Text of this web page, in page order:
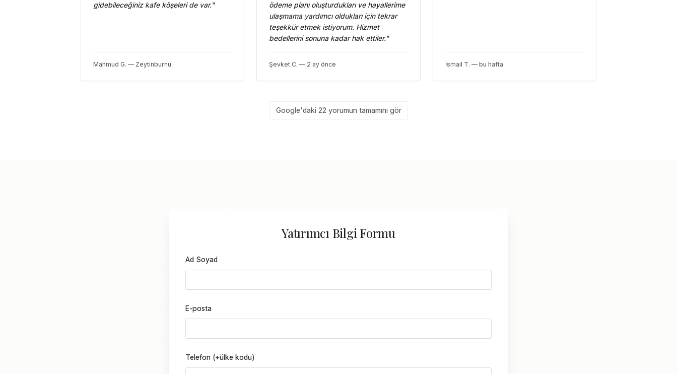
gidebileceğiniz kafe köşeleri de var."
Mahmud G. — Zeytinburnu
ödeme planı oluşturdukları ve hayallerime
ulaşmama yardımcı oldukları için tekrar
teşekkür etmek istiyorum. Hizmet
bedellerini sonuna kadar hak ettiler."
Şevket C. — 2 ay önce İsmail T. — bu hafta
Google'daki 22 yorumun tamamını gör
Yatırımcı Bilgi Formu
Ad Soyad
E-posta
Telefon (+ülke kodu)